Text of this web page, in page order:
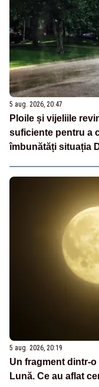
5 aug. 2026, 20:47
Ploile și vijeliile
suficiente pentru a
îmbunătăți situația
5 aug. 2026, 20:19
Un fragment dintr-
Lună. Ce au aflat